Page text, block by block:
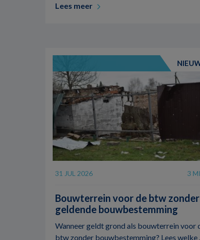
Lees meer
31 JUL 2026 3
Bouwterrein voor de btw zonder
geldende bouwbestemming
Wanneer geldt grond als bouwterrein voor
btw zonder bouwbestemming? Lees welke